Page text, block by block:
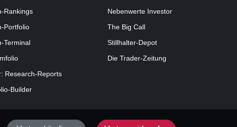
Rankings
Portfolio
Terminal
Research-Reports
Builder
Nebenwerte Investor
The Big Call
Stillhalter-Depot
Die Trader-Zeitung